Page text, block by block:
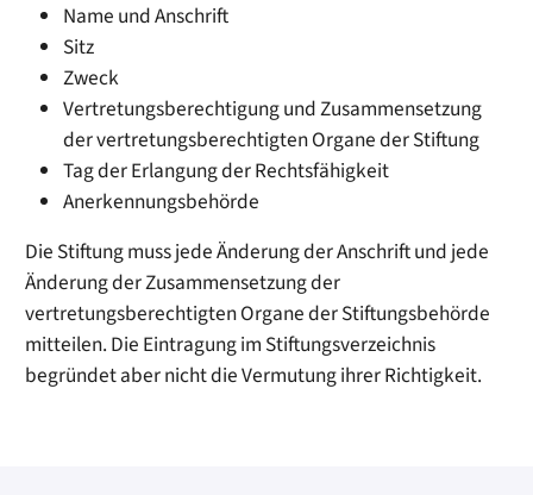
Name und Anschrift
Sitz
Zweck
Vertretungsberechtigung und Zusammensetzung
der vertretungsberechtigten Organe der Stiftung
Tag der Erlangung der Rechtsfähigkeit
Anerkennungsbehörde
Die Stiftung muss jede Änderung der Anschrift und jede
Änderung der Zusammensetzung der
vertretungsberechtigten Organe der Stiftungsbehörde
mitteilen. Die Eintragung im Stiftungsverzeichnis
begründet aber nicht die Vermutung ihrer Richtigkeit.